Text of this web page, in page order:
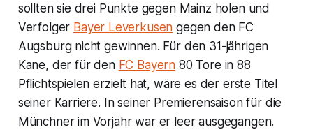
sollten sie drei Punkte gegen Mainz holen und
Verfolger Bayer Leverkusen gegen den FC
Augsburg nicht gewinnen. Für den 31-jährigen
Kane, der für den FC Bayern 80 Tore in 88
Pflichtspielen erzielt hat, wäre es der erste Titel
seiner Karriere. In seiner Premierensaison für die
Münchner im Vorjahr war er leer ausgegangen.